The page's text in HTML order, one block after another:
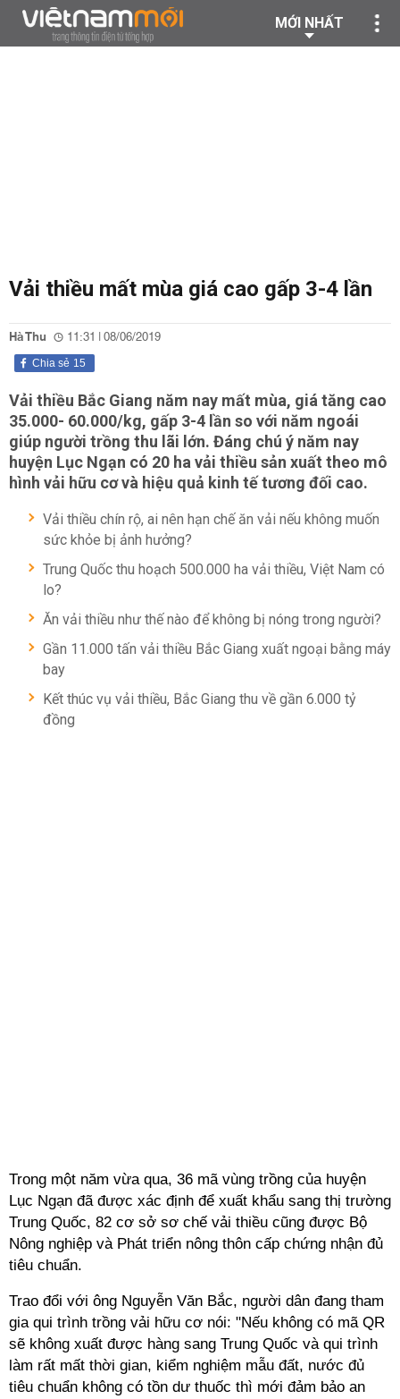
MỚI NHẤT
Vải thiều mất mùa giá cao gấp 3-4 lần
Hà Thu 11:31 | 08/06/2019
15
Chia sẻ
Vải thiều Bắc Giang năm nay mất mùa, giá tăng cao
35.000- 60.000/kg, gấp 3-4 lần so với năm ngoái
giúp người trồng thu lãi lớn. Đáng chú ý năm nay
huyện Lục Ngạn có 20 ha vải thiều sản xuất theo mô
hình vải hữu cơ và hiệu quả kinh tế tương đối cao.
Vải thiều chín rộ, ai nên hạn chế ăn vải nếu không muốn
sức khỏe bị ảnh hưởng?
Trung Quốc thu hoạch 500.000 ha vải thiều, Việt Nam có
lo?
Ăn vải thiều như thế nào để không bị nóng trong người?
Gần 11.000 tấn vải thiều Bắc Giang xuất ngoại bằng máy
bay
Kết thúc vụ vải thiều, Bắc Giang thu về gần 6.000 tỷ
đồng
Trong một năm vừa qua, 36 mã vùng trồng của huyện
Lục Ngạn đã được xác định để xuất khẩu sang thị trường
Trung Quốc, 82 cơ sở sơ chế vải thiều cũng được Bộ
Nông nghiệp và Phát triển nông thôn cấp chứng nhận đủ
tiêu chuẩn.
Trao đổi với ông Nguyễn Văn Bắc, người dân đang tham
gia qui trình trồng vải hữu cơ nói: "Nếu không có mã QR
sẽ không xuất được hàng sang Trung Quốc và qui trình
làm rất mất thời gian, kiểm nghiệm mẫu đất, nước đủ
tiêu chuẩn không có tồn dư thuốc thì mới đảm bảo an